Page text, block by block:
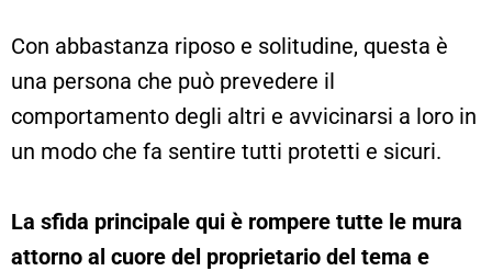
Con abbastanza riposo e solitudine, questa è
una persona che può prevedere il
comportamento degli altri e avvicinarsi a loro in
un modo che fa sentire tutti protetti e sicuri.
La sfida principale qui è rompere tutte le mura
attorno al cuore del proprietario del tema e